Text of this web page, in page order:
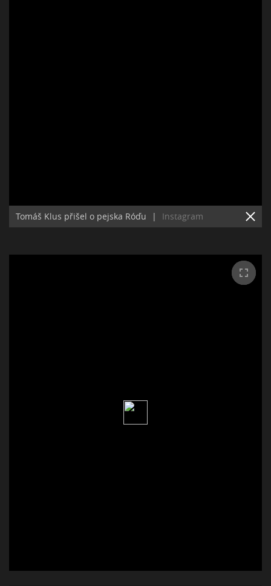
Tomáš Klus přišel o pejska Róďu | Instagram